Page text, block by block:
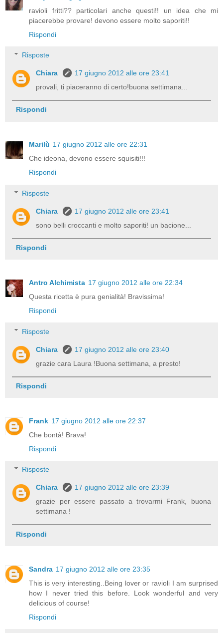
ravioli fritti?? particolari anche questi!! un idea che mi
piacerebbe provare! devono essere molto saporiti!!
Rispondi
Risposte
Chiara
17 giugno 2012 alle ore 23:41
provali, ti piaceranno di certo!buona settimana...
Rispondi
Marilù 17 giugno 2012 alle ore 22:31
Che ideona, devono essere squisiti!!!
Rispondi
Risposte
Chiara
17 giugno 2012 alle ore 23:41
sono belli croccanti e molto saporiti! un bacione...
Rispondi
Antro Alchimista 17 giugno 2012 alle ore 22:34
Questa ricetta è pura genialità! Bravissima!
Rispondi
Risposte
Chiara
17 giugno 2012 alle ore 23:40
grazie cara Laura !Buona settimana, a presto!
Rispondi
Frank 17 giugno 2012 alle ore 22:37
Che bontà! Brava!
Rispondi
Risposte
Chiara
17 giugno 2012 alle ore 23:39
grazie per essere passato a trovarmi Frank, buona
settimana !
Rispondi
Sandra 17 giugno 2012 alle ore 23:35
This is very interesting..Being lover or ravioli I am surprised
how I never tried this before. Look wonderful and very
delicious of course!
Rispondi